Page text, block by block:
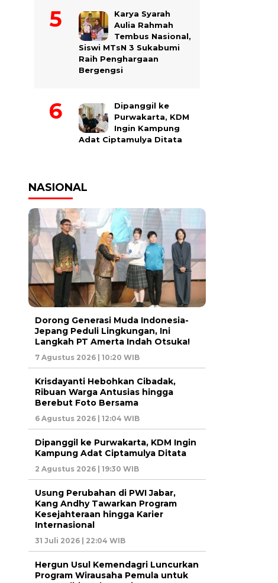
Karya Syarah
Aulia Rahmah
Tembus Nasional,
Siswi MTsN 3 Sukabumi
Raih Penghargaan
Bergengsi
Dipanggil ke
Purwakarta, KDM
Ingin Kampung
Adat Ciptamulya Ditata
NASIONAL
Dorong Generasi Muda Indonesia-
Jepang Peduli Lingkungan, Ini
Langkah PT Amerta Indah Otsuka!
7 Agustus 2026 | 10:20 WIB
Krisdayanti Hebohkan Cibadak,
Ribuan Warga Antusias hingga
Berebut Foto Bersama
6 Agustus 2026 | 12:04 WIB
Dipanggil ke Purwakarta, KDM Ingin
Kampung Adat Ciptamulya Ditata
2 Agustus 2026 | 19:30 WIB
Usung Perubahan di PWI Jabar,
Kang Andhy Tawarkan Program
Kesejahteraan hingga Karier
Internasional
31 Juli 2026 | 22:04 WIB
Hergun Usul Kemendagri Luncurkan
Program Wirausaha Pemula untuk